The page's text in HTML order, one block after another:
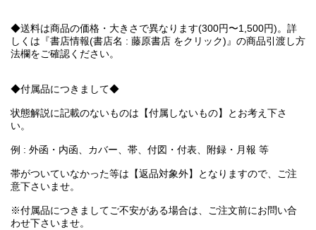
◆送料は商品の価格・大きさで異なります(300円〜1,500円)。詳
しくは『書店情報(書店名 : 藤原書店 をクリック)』の商品引渡し方
法欄をご確認ください。
◆付属品につきまして◆
状態解説に記載のないものは【付属しないもの】とお考え下さ
い。
例 : 外函・内函、カバー、帯、付図・付表、附録・月報 等
帯がついていなかった等は【返品対象外】となりますので、ご注
意下さいませ。
※付属品につきましてご不安がある場合は、ご注文前にお問い合
わせ下さいませ。